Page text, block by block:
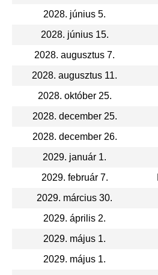
2028. június 5.
2028. június 15.
2028. augusztus 7.
2028. augusztus 11.
2028. október 25.
2028. december 25.
2028. december 26.
2029. január 1.
2029. február 7.
2029. március 30.
2029. április 2.
2029. május 1.
2029. május 1.